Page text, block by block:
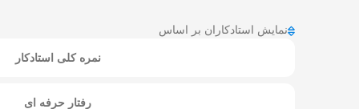
نمایش استادکاران بر اساس
نمره کلی استادکار
رفتار حرفه ای